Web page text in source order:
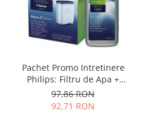
Pachet Promo Intretinere
Philips: Filtru de Apa +
Decalcifiant 250ml
97,86 RON
92,71 RON